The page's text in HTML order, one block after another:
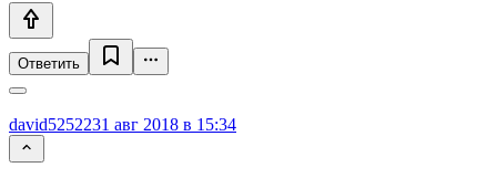
Ответить
david5252231 авг 2018 в 15:34